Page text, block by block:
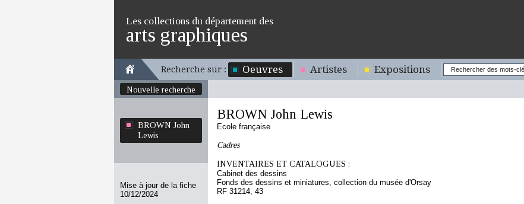
Les collections du département des
arts graphiques
Recherche sur : Oeuvres Artistes Expositions
Nouvelle recherche
BROWN John
Lewis
Mise à jour de la fiche
10/12/2024
BROWN John Lewis
Ecole française
Cadres
INVENTAIRES ET CATALOGUES :
Cabinet des dessins
Fonds des dessins et miniatures, collection du musée d'Orsay
RF 31214, 43